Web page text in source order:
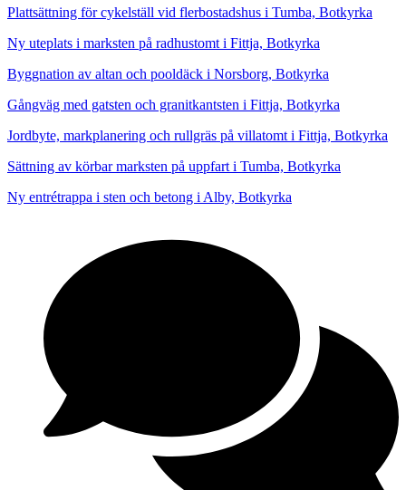
Plattsättning för cykelställ vid flerbostadshus i Tumba, Botkyrka
Ny uteplats i marksten på radhustomt i Fittja, Botkyrka
Byggnation av altan och pooldäck i Norsborg, Botkyrka
Gångväg med gatsten och granitkantsten i Fittja, Botkyrka
Jordbyte, markplanering och rullgräs på villatomt i Fittja, Botkyrka
Sättning av körbar marksten på uppfart i Tumba, Botkyrka
Ny entrétrappa i sten och betong i Alby, Botkyrka